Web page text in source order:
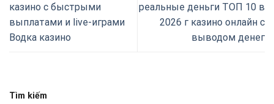
казино с быстрыми
выплатами и live-играми
Водка казино
реальные деньги ТОП 10 в
2026 г казино онлайн с
выводом денег
Tìm kiếm